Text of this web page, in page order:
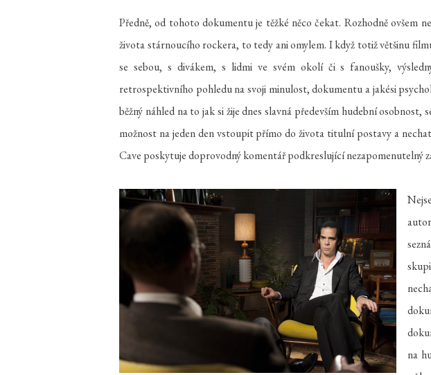
Předně, od tohoto dokumentu je těžké něco čekat. Rozhodně ovšem
života stárnoucího rockera, to tedy ani omylem. I když totiž většinu
se sebou, s divákem, s lidmi ve svém okolí či s fanoušky,
retrospektivního pohledu na svoji minulost, dokumentu a jakési
běžný náhled na to jak si žije dnes slavná především hudební osobnost,
možnost na jeden den vstoupit přímo do života titulní postavy a
Cave poskytuje doprovodný komentář podkreslující nezapomenutelný
na